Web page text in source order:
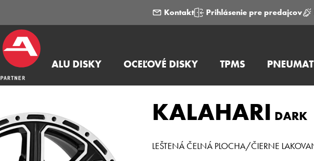
Kontakt Prihlásenie pre predajcov
ALU DISKY OCEĽOVÉ DISKY TPMS
KALAHARI DARK
LEŠTENÁ ČELNÁ PLOCHA/ČIERNE